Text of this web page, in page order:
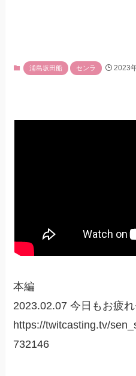
浦島坂田船 センラ 2023
本編
2023.02.07 今日もお疲
https://twitcasting.tv/
732146